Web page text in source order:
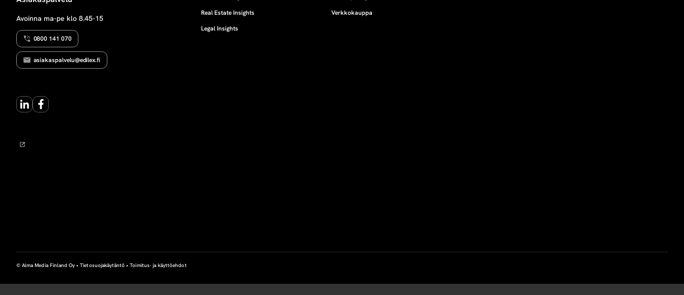
Avoinna ma-pe klo 8.45-15
0800 141 070
asiakaspalvelu@edilex.fi
Real Estate Insights
Legal Insights
Verkkokauppa
LinkedInFacebook
© Alma Media Finland Oy •Tietosuojakäytäntö •Toimitus- ja käyttöehdot